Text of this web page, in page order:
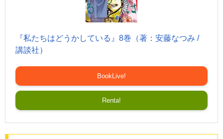
『私たちはどうかしている』8巻（著：安藤なつみ /
講談社）
BookLive!
Renta!